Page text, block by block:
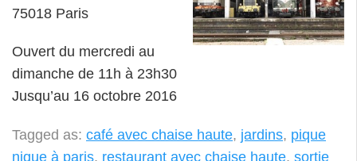
75018 Paris
Ouvert du mercredi au
dimanche de 11h à 23h30
Jusqu’au 16 octobre 2016
Tagged as: café avec chaise haute, jardins, pique
nique à paris, restaurant avec chaise haute, sortie